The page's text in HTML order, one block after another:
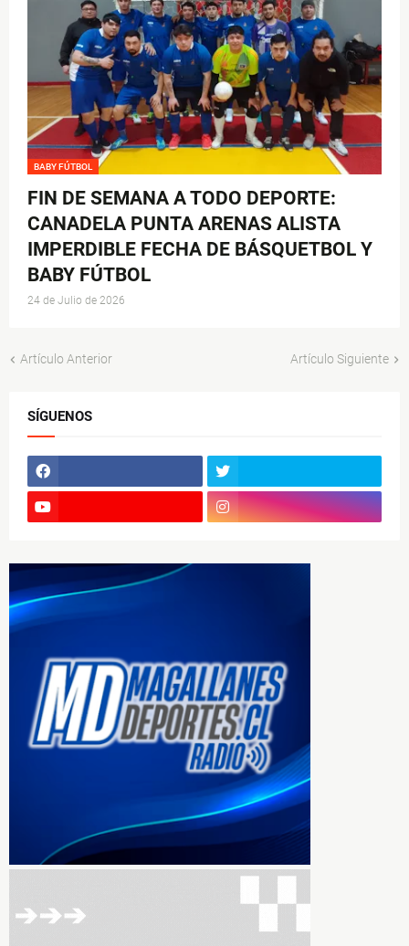
BABY FÚTBOL
FIN DE SEMANA A TODO DEPORTE:
CANADELA PUNTA ARENAS ALISTA
IMPERDIBLE FECHA DE BÁSQUETBOL Y
BABY FÚTBOL
24 de Julio de 2026
Artículo Anterior Artículo Siguiente
SÍGUENOS